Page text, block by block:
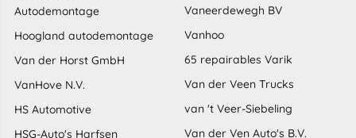
Autodemontage
Hoogland autodemontage
Van der Horst GmbH
VanHove N.V.
HS Automotive
HSG-Auto's Harfsen
Vaneerdewegh BV
Vanhoo
65 repairables Varik
Van der Veen Trucks
van 't Veer-Siebeling
Van der Ven Auto's B.V.